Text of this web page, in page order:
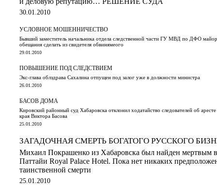
30.01.2010
УСЛОВНОЕ МОШЕННИЧЕСТВО
Бывший заместитель начальника отдела следственной части ГУ МВД по ДФО
обещания сделать из свидетеля обвинямеого
29.01.2010
ПОВЫШЕНИЕ ПОД СЛЕДСТВИЕМ
Экс-глава облздрава Сахалина отпущен под залог уже в должности министра
26.01.2010
БАСОВ ДОМА
Кировский районный суд Хабаровска отклонил ходатайство следователей об
края Виктора Басова
25.01.2010
ЗАГАДОЧНАЯ СМЕРТЬ БОГАТОГО РУССКОГО
Михаил Покрашенко из Хабаровска был найден мертвым
Паттайи Royal Palace Hotel. Пока нет никаких
таинственной смерти
25.01.2010